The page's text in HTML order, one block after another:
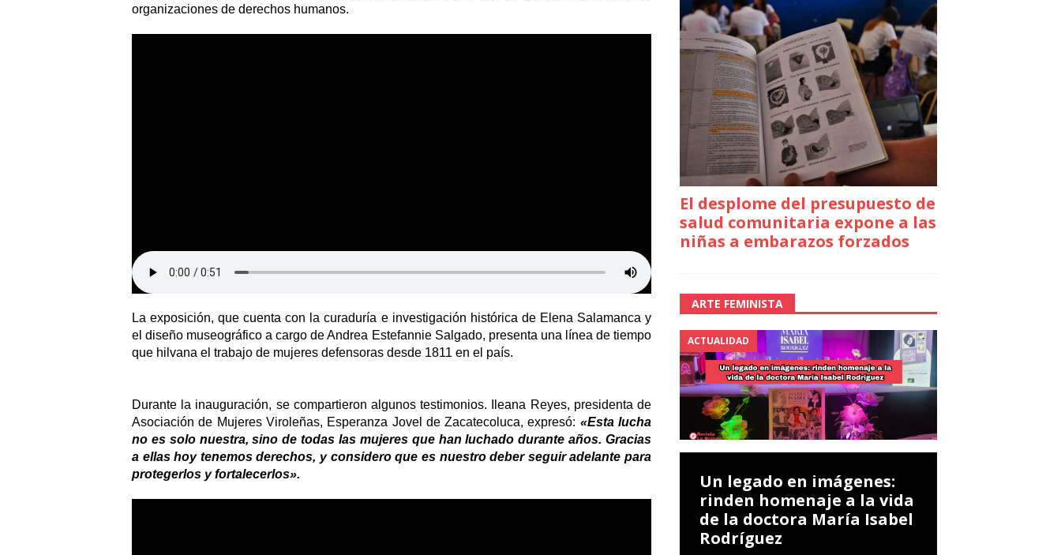
organizaciones de derechos humanos.
La exposición, que cuenta con la curaduría e investigación histórica de Elena Salamanca y
el diseño museográfico a cargo de Andrea Estefannie Salgado, presenta una línea de tiempo
que hilvana el trabajo de mujeres defensoras desde 1811 en el país.
Durante la inauguración, se compartieron algunos testimonios. Ileana Reyes, presidenta de
Asociación de Mujeres Viroleñas, Esperanza Jovel de Zacatecoluca, expresó: «Esta lucha
no es solo nuestra, sino de todas las mujeres que han luchado durante años. Gracias
a ellas hoy tenemos derechos, y considero que es nuestro deber seguir adelante para
protegerlos y fortalecerlos».
El desplome del presupuesto de
salud comunitaria expone a las
niñas a embarazos forzados
ARTE FEMINISTA
ACTUALIDAD
Un legado en imágenes:
rinden homenaje a la vida
de la doctora María Isabel
Rodríguez